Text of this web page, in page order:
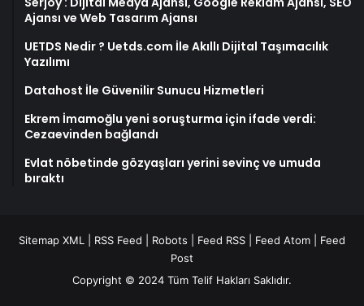
Ajansı ve Web Tasarım Ajansı
UETDS Nedir ? Uetds.com İle Akıllı Dijital Taşımacılık
Yazılımı
Datahost İle Güvenilir Sunucu Hizmetleri
Ekrem İmamoğlu yeni soruşturma için ifade verdi:
Cezaevinden bağlandı
Evlat nöbetinde gözyaşları yerini sevinç ve umuda
bıraktı
Sitemap XML RSS Feed Robots Feed RSS Feed Atom
Feed
Post
Copyright © 2024 Tüm Telif Hakları Saklıdır.